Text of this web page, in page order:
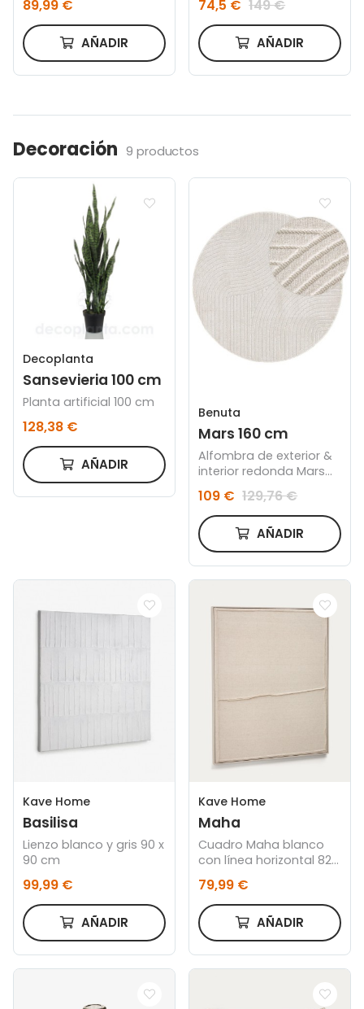
89,99 €
AÑADIR
fresno con acabado
natural
74,5 € 149 €
AÑADIR
Decoración 9 productos
Decoplanta
Sansevieria 100 cm
Planta artificial 100 cm
128,38 €
AÑADIR
Benuta
Mars 160 cm
Alfombra de exterior &
interior redonda Mars
109 € 129,76 €
AÑADIR
Kave Home
Basilisa
Lienzo blanco y gris 90 x
90 cm
99,99 €
AÑADIR
Kave Home
Maha
Cuadro Maha blanco
con línea horizontal 82 x
79,99 €
AÑADIR